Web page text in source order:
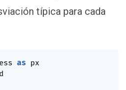
típica para cada
as